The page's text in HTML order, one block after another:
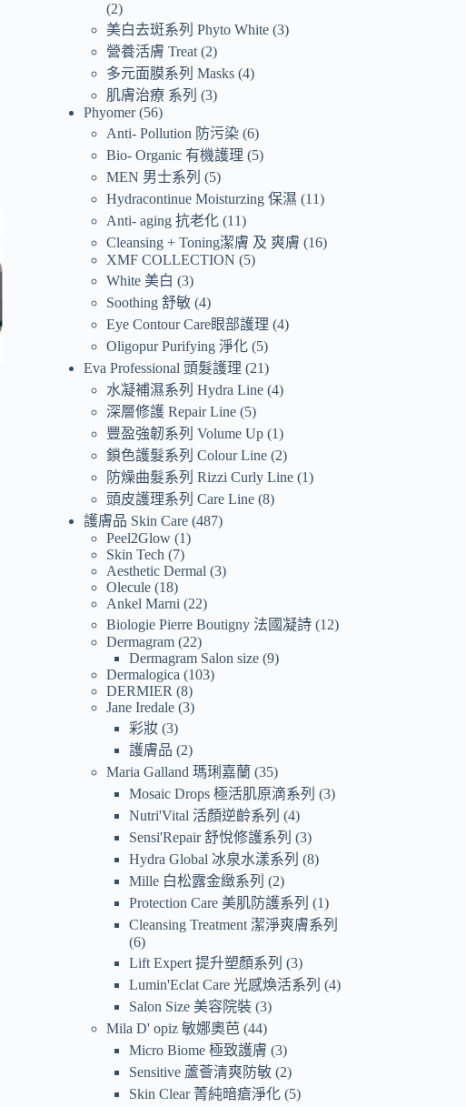
2
美白去斑系列 Phyto White 3
營養活膚 Treat 2
多元面膜系列 Masks 4
肌膚治療 系列
3
Phyomer 56
Anti- Pollution 防污染 6
Bio- Organic 有機護理
5
MEN 男士系列
5
Hydracontinue Moisturzing 保濕
11
Anti- aging 抗老化 11
Cleansing + Toning潔膚 及 爽膚
16
XMF COLLECTION
5
White 美白
3
Soothing 舒敏 4
Eye Contour Care眼部護理 4
Oligopur Purifying 淨化 5
Eva Professional 頭髮護理
21
水凝補濕系列 Hydra Line 4
深層修護 Repair Line 5
豐盈強韌系列 Volume Up 1
鎖色護髮系列 Colour Line 2
防燥曲髮系列 Rizzi Curly Line 1
頭皮護理系列 Care Line 8
護膚品 Skin Care 487
Peel2Glow 1
Skin Tech
7
Aesthetic Dermal 3
Olecule 18
Ankel Marni
22
Biologie Pierre Boutigny 法國凝詩 12
Dermagram 22
Dermagram Salon size 9
Dermalogica
103
DERMIER
8
Jane Iredale 3
彩妝 3
護膚品
2
Maria Galland 瑪琍嘉蘭 35
Mosaic Drops 極活肌原滴系列
3
Nutri'Vital 活顏逆齡系列
4
Sensi'Repair 舒悅修護系列
3
Hydra Global 冰泉水漾系列
8
Mille 白松露金緻系列
2
Protection Care 美肌防護系列
1
Cleansing Treatment 潔淨爽膚系列
6
Lift Expert 提升塑顏系列
3
Lumin'Eclat Care 光感煥活系列
4
Salon Size 美容院裝 3
Mila D' opiz 敏娜奧芭 44
Micro Biome 極致護膚 3
Sensitive 蘆薈清爽防敏 2
Skin Clear 菁純暗瘡淨化 5